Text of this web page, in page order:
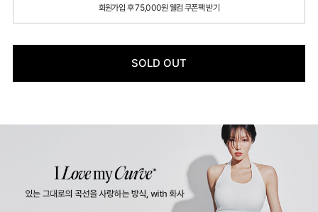
회원가입 후 75,000원 웰컴 쿠폰팩 받기
SOLD OUT